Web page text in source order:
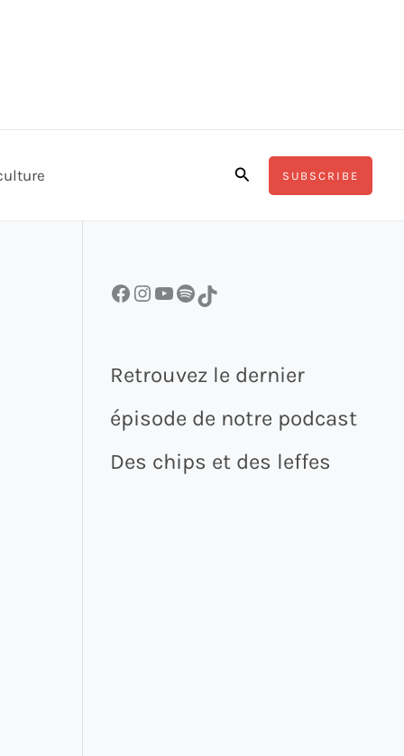
RechercherSUBSCRIBE
Facebook InstagramYouTube Spotify TikTok
Retrouvez le dernier
épisode de notre podcast
Des chips et des leffes